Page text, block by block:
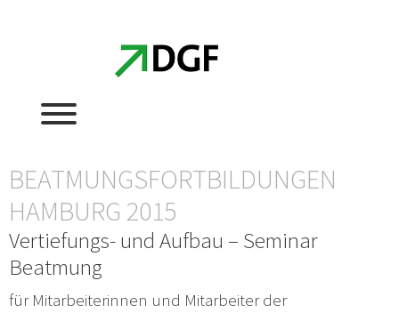
BEATMUNGSFORTBILDUNGEN
HAMBURG 2015
Vertiefungs- und Aufbau – Seminar
Beatmung
für Mitarbeiterinnen und Mitarbeiter der